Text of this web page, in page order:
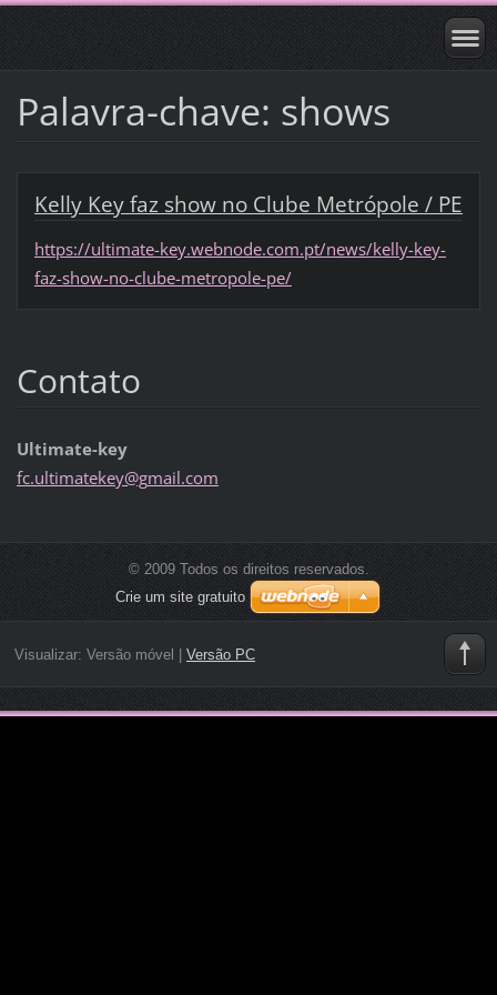
Palavra-chave: shows
Kelly Key faz show no Clube Metrópole / PE
https://ultimate-key.webnode.com.pt/news/kelly-key-
faz-show-no-clube-metropole-pe/
Contato
Ultimate-key
fc.ultimatekey@gmail.com
© 2009 Todos os direitos reservados.
Crie um site gratuito
Visualizar: Versão móvel Versão PC